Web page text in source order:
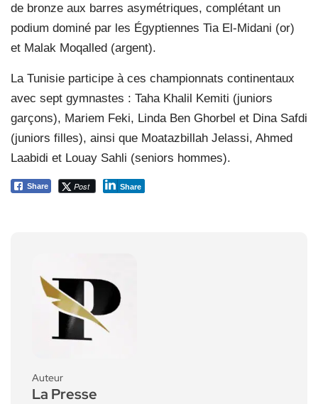
de bronze aux barres asymétriques, complétant un
podium dominé par les Égyptiennes Tia El-Midani (or)
et Malak Moqalled (argent).
La Tunisie participe à ces championnats continentaux
avec sept gymnastes : Taha Khalil Kemiti (juniors
garçons), Mariem Feki, Linda Ben Ghorbel et Dina Safdi
(juniors filles), ainsi que Moatazbillah Jelassi, Ahmed
Laabidi et Louay Sahli (seniors hommes).
Share Post Share
Auteur
La Presse